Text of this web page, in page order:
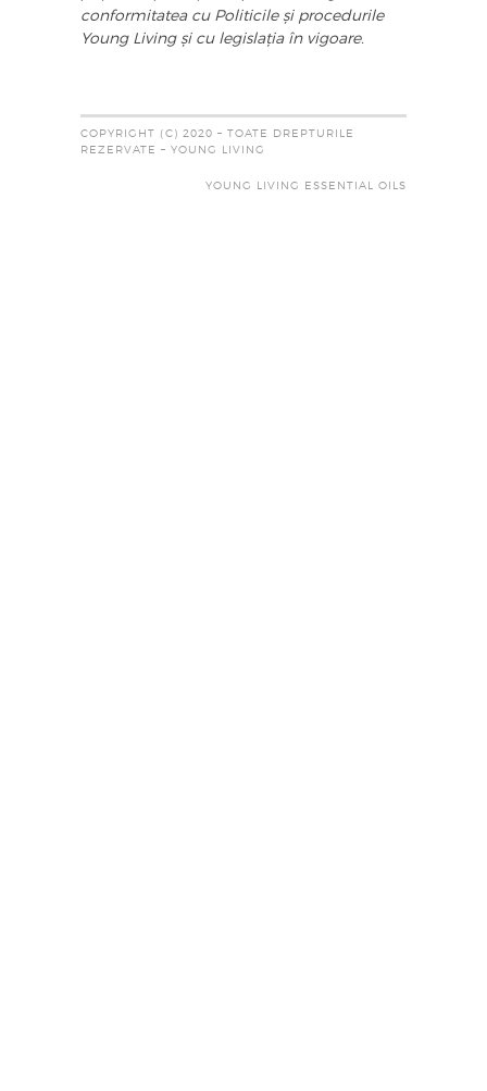
conformitatea cu Politicile și procedurile
Young Living și cu legislația în vigoare.
COPYRIGHT (C) 2020 – TOATE DREPTURILE
REZERVATE – YOUNG LIVING
YOUNG LIVING ESSENTIAL OILS